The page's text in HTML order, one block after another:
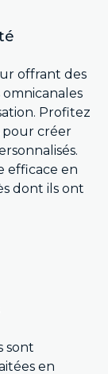
offrant des
omnicanales
Profitez
pour créer
efficace en
dont ils ont
sont
en